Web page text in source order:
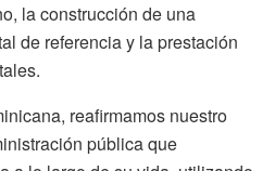
la construcción de una
de referencia y la prestación
reafirmamos nuestro
pública que